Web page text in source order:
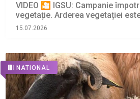
VIDEO 🎦 IGSU: Campanie
vegetație. Arderea vegetației
15.07.2026
NATIONAL